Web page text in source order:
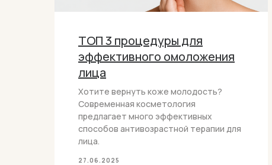
ТОП 3 процедуры для
эффективного омоложения
лица
Хотите вернуть коже молодость?
Современная косметология
предлагает много эффективных
способов антивозрастной терапии для
лица.
27.06.2025